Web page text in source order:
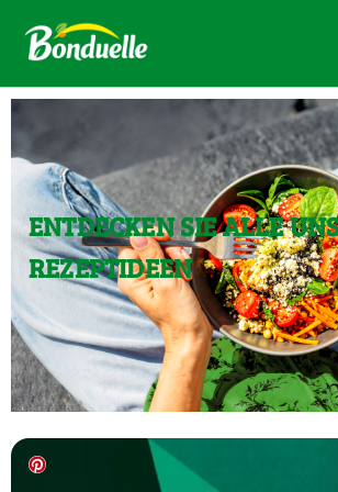
ENTDECKEN SIE ALLE
REZEPTIDEEN